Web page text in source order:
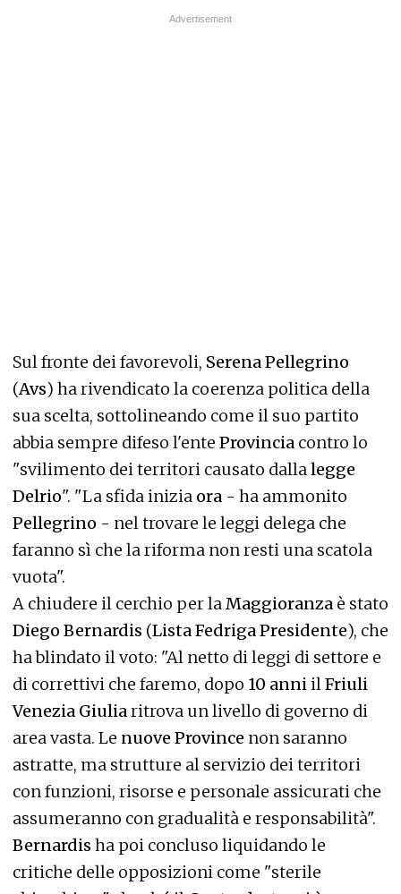
Sul fronte dei favorevoli, Serena Pellegrino
(Avs) ha rivendicato la coerenza politica della
sua scelta, sottolineando come il suo partito
abbia sempre difeso l'ente Provincia contro lo
"svilimento dei territori causato dallalegge
Delrio". "La sfida inizia ora - ha ammonito
Pellegrino - nel trovare le leggi delega che
faranno sì che la riforma non resti una scatola
vuota".
A chiudere il cerchio per laMaggioranza è stato
Diego Bernardis (Lista Fedriga Presidente), che
ha blindato il voto: "Al netto di leggi di settore e
di correttivi che faremo, dopo 10 anniilFriuli
Venezia Giuliaritrova un livello di governo di
area vasta. Le nuove Province non saranno
astratte, ma strutture al servizio dei territori
con funzioni, risorse e personale assicurati che
assumeranno con gradualità e responsabilità".
Bernardis ha poi concluso liquidando le
critiche delle opposizioni come "sterile